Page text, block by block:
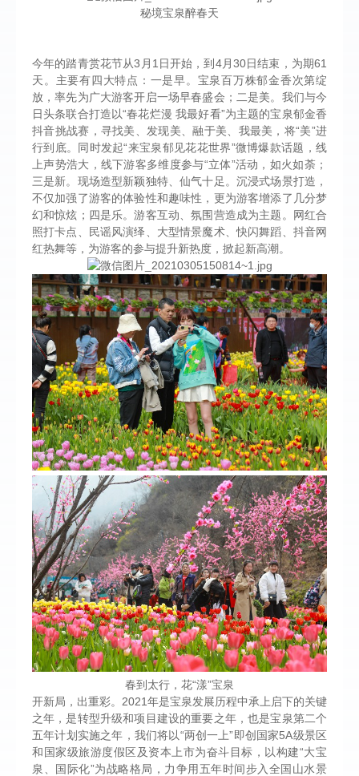
秘境宝泉醉春天
今年的踏青赏花节从3月1日开始，到4月30日结束，为期61
天。主要有四大特点：一是早。宝泉百万株郁金香次第绽
放，率先为广大游客开启一场早春盛会；二是美。我们与今
日头条联合打造以“春花烂漫 我最好看”为主题的宝泉郁金香
抖音挑战赛，寻找美、发现美、融于美、我最美，将“美”进
行到底。同时发起“来宝泉郁见花花世界”微博爆款话题，线
上声势浩大，线下游客多维度参与“立体”活动，如火如荼；
三是新。现场造型新颖独特、仙气十足。沉浸式场景打造，
不仅加强了游客的体验性和趣味性，更为游客增添了几分梦
幻和惊炫；四是乐。游客互动、氛围营造成为主题。网红合
照打卡点、民谣风演绎、大型情景魔术、快闪舞蹈、抖音网
红热舞等，为游客的参与提升新热度，掀起新高潮。
春到太行，花“漾”宝泉
开新局，出重彩。2021年是宝泉发展历程中承上启下的关键
之年，是转型升级和项目建设的重要之年，也是宝泉第二个
五年计划实施之年，我们将以“两创一上”即创国家5A级景区
和国家级旅游度假区及资本上市为奋斗目标，以构建“大宝
泉、国际化”为战略格局，力争用五年时间步入全国山水景